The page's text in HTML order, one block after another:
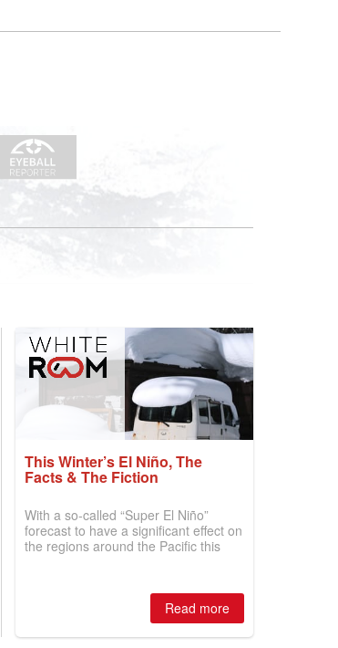
This Winter’s El Niño, The
Facts & The Fiction
With a so-called “Super El Niño”
forecast to have a significant effect on
the regions around the Pacific this
where are the best odds?
Read more